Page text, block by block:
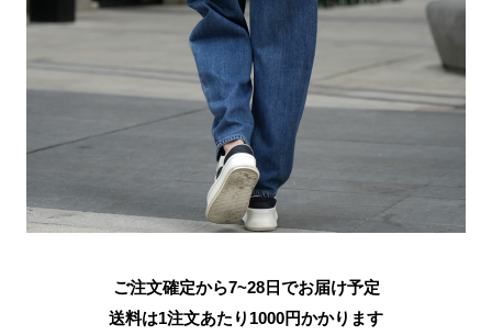
ご注文確定から7~28日でお届け予定
送料は1注文あたり 1000円かかります